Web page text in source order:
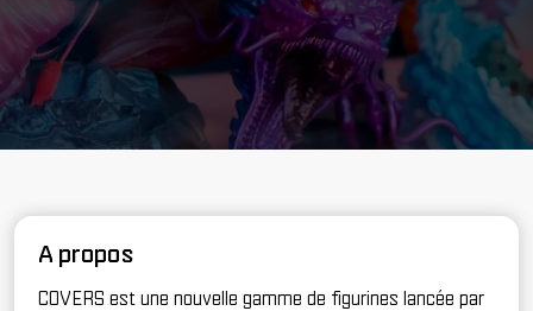
A propos
COVERS est une nouvelle gamme de figurines lancée par